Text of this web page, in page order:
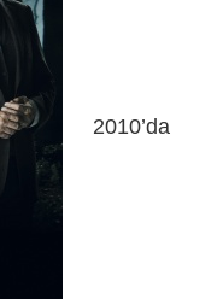
2010’da